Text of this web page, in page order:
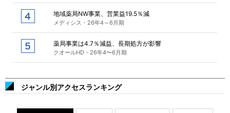
地域薬局NW事業、営業益19.5％減
メディシス・26年4～6月期
薬局事業は4.7％減益、長期処方が影響
クオールHD・26年4〜6月期
ジャンル別アクセスランキング